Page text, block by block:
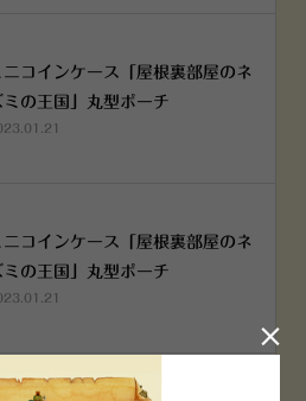
ニコインケース「屋根裏部屋のネ
ミの王国」丸型ポーチ
ニコインケース「屋根裏部屋のネ
ミの王国」丸型ポーチ
